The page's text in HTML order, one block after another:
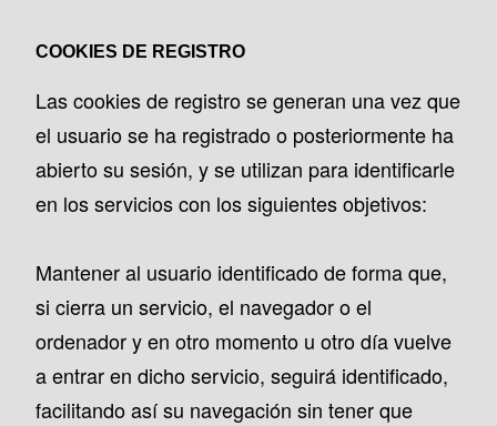
COOKIES DE REGISTRO
Las cookies de registro se generan una vez que
el usuario se ha registrado o posteriormente ha
abierto su sesión, y se utilizan para identificarle
en los servicios con los siguientes objetivos:
Mantener al usuario identificado de forma que,
si cierra un servicio, el navegador o el
ordenador y en otro momento u otro día vuelve
a entrar en dicho servicio, seguirá identificado,
facilitando así su navegación sin tener que